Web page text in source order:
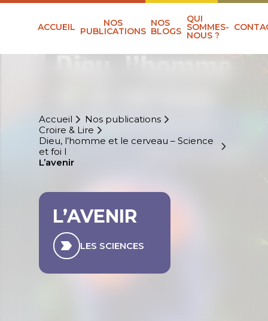
ACCUEIL NOS
PUBLICATIONS
NOS
BLOGS
QUI
SOMMES-
NOUS ?
Accueil
Nos publications
Croire & Lire
Dieu, l’homme et le cerveau – Science
et foi I
L’avenir
L’AVENIR
LES SCIENCES